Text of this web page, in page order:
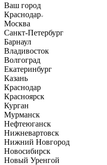
Ваш город
Краснодар
Москва
Санкт-Петербург
Барнаул
Владивосток
Волгоград
Екатеринбург
Казань
Краснодар
Красноярск
Курган
Мурманск
Нефтеюганск
Нижневартовск
Нижний Новгород
Новосибирск
Новый Уренгой